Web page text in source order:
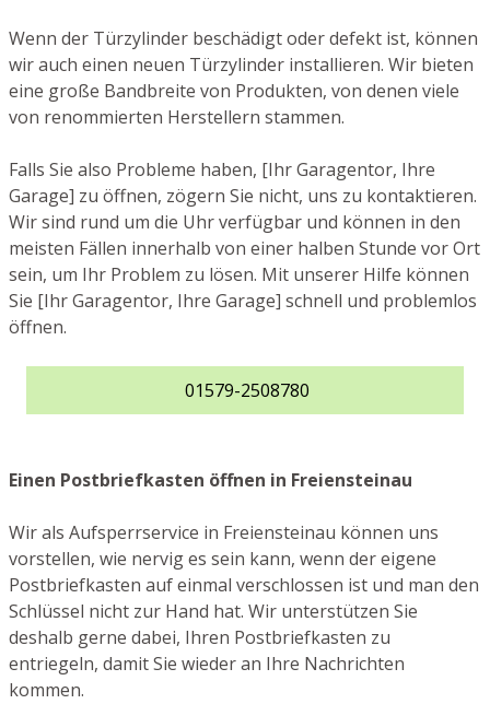
Wenn der Türzylinder beschädigt oder defekt ist, können
wir auch einen neuen Türzylinder installieren. Wir bieten
eine große Bandbreite von Produkten, von denen viele
von renommierten Herstellern stammen.
Falls Sie also Probleme haben, [Ihr Garagentor, Ihre
Garage] zu öffnen, zögern Sie nicht, uns zu kontaktieren.
Wir sind rund um die Uhr verfügbar und können in den
meisten Fällen innerhalb von einer halben Stunde vor Ort
sein, um Ihr Problem zu lösen. Mit unserer Hilfe können
Sie [Ihr Garagentor, Ihre Garage] schnell und problemlos
öffnen.
01579-2508780
Einen Postbriefkasten öffnen in Freiensteinau
Wir als Aufsperrservice in Freiensteinau können uns
vorstellen, wie nervig es sein kann, wenn der eigene
Postbriefkasten auf einmal verschlossen ist und man den
Schlüssel nicht zur Hand hat. Wir unterstützen Sie
deshalb gerne dabei, Ihren Postbriefkasten zu
entriegeln, damit Sie wieder an Ihre Nachrichten
kommen.